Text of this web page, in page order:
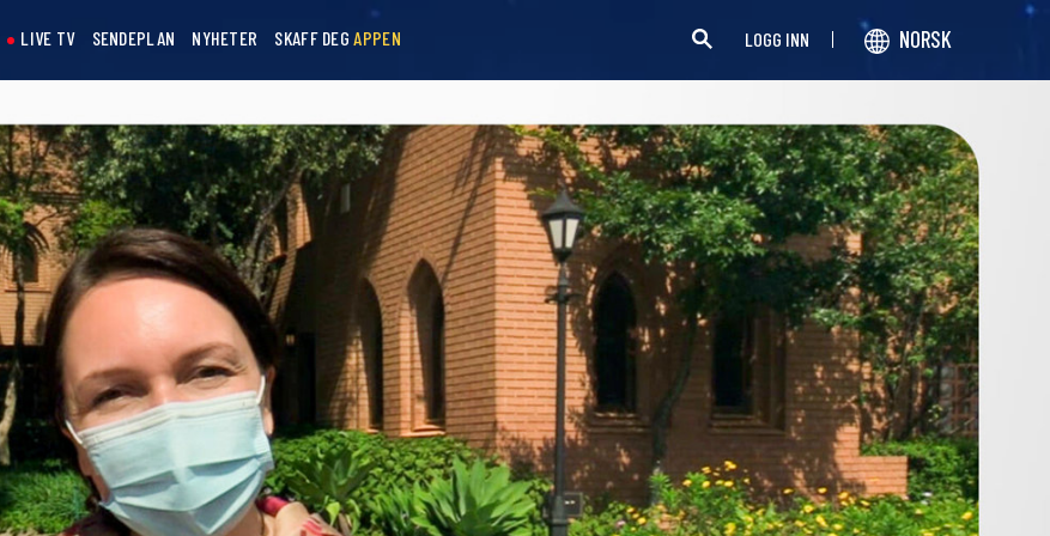
LIVE TV SENDEPLAN NYHETER SKAFF DEGAPPEN LOGG INN NORSK